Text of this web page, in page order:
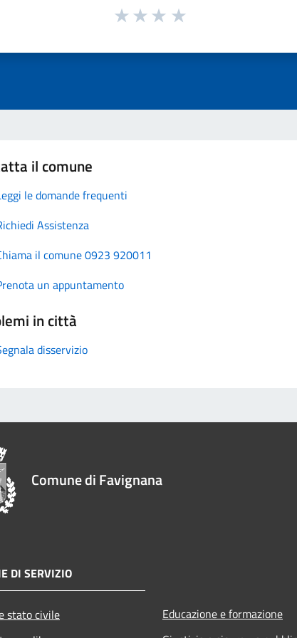
il comune
le domande frequenti
Assistenza
il comune 0923 920011
un appuntamento
in città
disservizio
Comune di Favignana
DI SERVIZIO
stato civile
Educazione e formazione